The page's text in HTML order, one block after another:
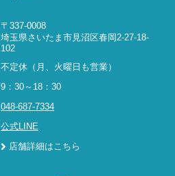
〒337-0008
埼玉県さいたま市見沼区春岡2-27-18-
102
不定休（月、火曜日も営業）
9：30～18：30
048-687-7334
公式LINE
店舗詳細はこちら